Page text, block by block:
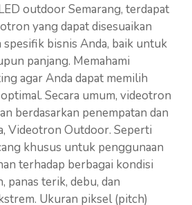
outdoor Semarang, terdapat
yang dapat disesuaikan
bisnis Anda, baik untuk
panjang. Memahami
agar Anda dapat memilih
Secara umum, videotron
berdasarkan penempatan dan
Videotron Outdoor. Seperti
khusus untuk penggunaan
terhadap berbagai kondisi
panas terik, debu, dan
Ukuran piksel (pitch)